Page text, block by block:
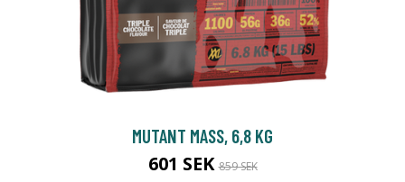
MUTANT MASS, 6,8 KG
601 SEK859 SEK